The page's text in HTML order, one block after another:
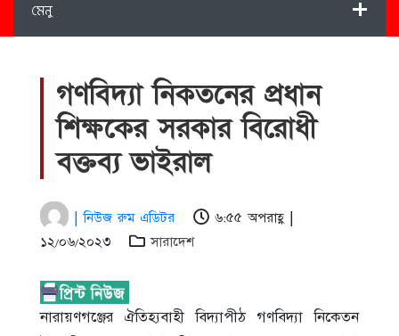
মেনু
গণবিদ্যা নিকতনের প্রধান
শিক্ষকের সরকার বিরোধী
বক্তব্য ভাইরাল
| নিউজ রুম এডিটর
৬:৫৫ অপরাহ্ণ |
১২/০৬/২০২৩
সারাদেশ
নারায়ণগঞ্জের ঐতিহ্যবাহী বিদ্যাপীঠ গণবিদ্যা নিকেতন